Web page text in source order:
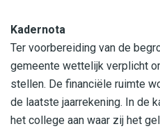
Kadernota
Ter voorbereiding van de
gemeente wettelijk verplicht
stellen. De financiële ruimte
de laatste jaarrekening. In de
het college aan waar zij het